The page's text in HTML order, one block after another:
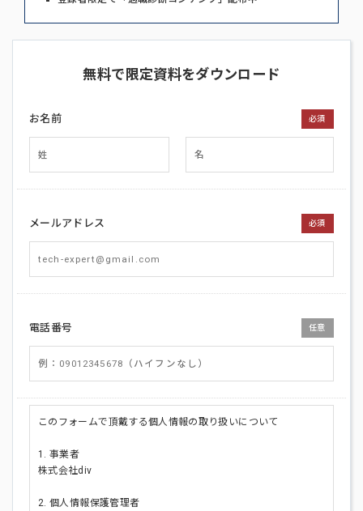
無料で限定資料をダウンロード
お名前 必須
メールアドレス 必須
電話番号 任意
このフォームで頂戴する個人情報の取り扱いについて
1. 事業者
株式会社div
2. 個人情報保護管理者